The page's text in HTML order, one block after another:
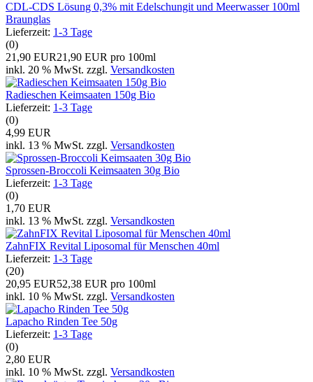
CDL-CDS Lösung 0,3% mit Edelschungit und Meerwasser 100ml
Braunglas
Lieferzeit: 1-3 Tage
(0)
21,90 EUR21,90 EUR pro 100ml
inkl. 20 % MwSt. zzgl. Versandkosten
Radieschen Keimsaaten 150g Bio
Lieferzeit: 1-3 Tage
(0)
4,99 EUR
inkl. 13 % MwSt. zzgl. Versandkosten
Sprossen-Broccoli Keimsaaten 30g Bio
Lieferzeit: 1-3 Tage
(0)
1,70 EUR
inkl. 13 % MwSt. zzgl. Versandkosten
ZahnFIX Revital Liposomal für Menschen 40ml
Lieferzeit: 1-3 Tage
(20)
20,95 EUR52,38 EUR pro 100ml
inkl. 10 % MwSt. zzgl. Versandkosten
Lapacho Rinden Tee 50g
Lieferzeit: 1-3 Tage
(0)
2,80 EUR
inkl. 10 % MwSt. zzgl. Versandkosten